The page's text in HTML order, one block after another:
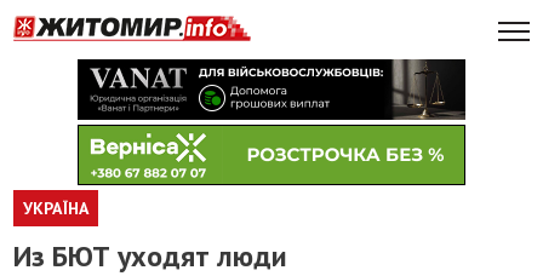
УКРАЇНА
Из БЮТ уходят люди